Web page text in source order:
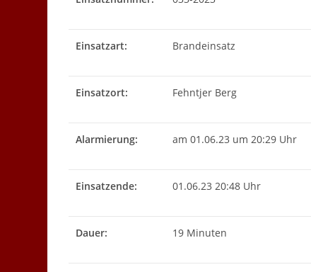
Einsatzart: Brandeinsatz
Einsatzort: Fehntjer Berg
Alarmierung: am 01.06.23 um 20:29 Uhr
Einsatzende: 01.06.23 20:48 Uhr
Dauer: 19 Minuten